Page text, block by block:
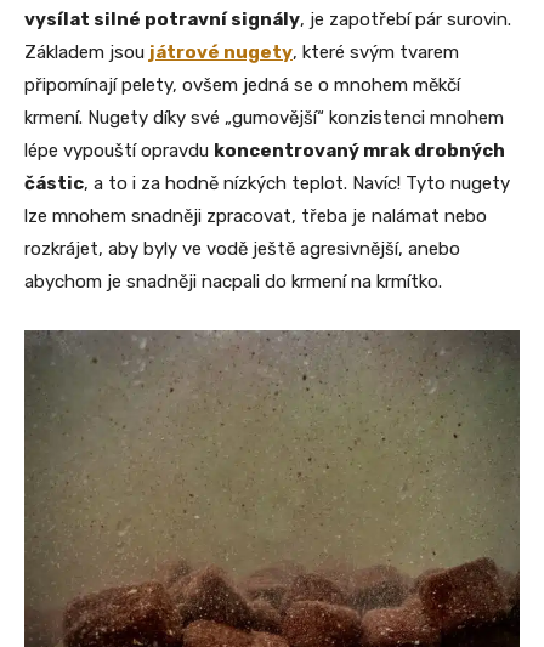
vysílat silné potravní signály, je zapotřebí pár surovin.
Základem jsou játrové nugety, které svým tvarem
připomínají pelety, ovšem jedná se o mnohem měkčí
krmení. Nugety díky své „gumovější“ konzistenci mnohem
lépe vypouští opravdu koncentrovaný mrak drobných
částic, a to i za hodně nízkých teplot. Navíc! Tyto nugety
lze mnohem snadněji zpracovat, třeba je nalámat nebo
rozkrájet, aby byly ve vodě ještě agresivnější, anebo
abychom je snadněji nacpali do krmení na krmítko.